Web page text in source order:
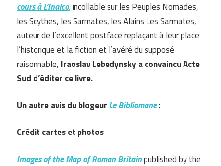
cours à L’Inalco,incollable sur les Peuples Nomades,
les Scythes, les Sarmates, les Alains Les Sarmates,
auteur de l’excellent postface replaçant à leur place
l’historique et la fiction et l’avéré du supposé
raisonnable, Iraoslav Lebedynsky a convaincu Acte
Sud d’éditer ce livre.
Un autre avis du blogeur Le Bibliomane:
Crédit cartes et photos
Images of the Map of Roman Britainpublished by the